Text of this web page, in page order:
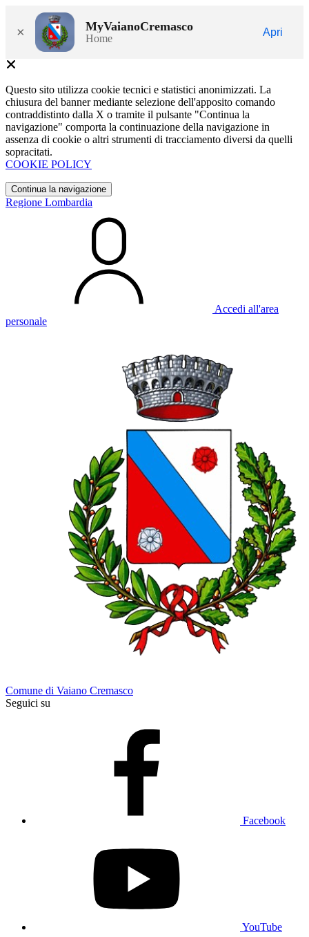
× MyVaianoCremasco
Home
Apri
Questo sito utilizza cookie tecnici e statistici anonimizzati. La
chiusura del banner mediante selezione dell'apposito comando
contraddistinto dalla X o tramite il pulsante "Continua la
navigazione" comporta la continuazione della navigazione in
assenza di cookie o altri strumenti di tracciamento diversi da quelli
sopracitati.
COOKIE POLICY
Continua la navigazione
Regione Lombardia
Accedi all'area
personale
Comune di Vaiano Cremasco
Seguici su
Facebook
YouTube